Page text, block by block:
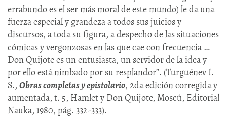
errabundo es el ser más moral de este mundo) le da una
fuerza especial y grandeza a todos sus juicios y
discursos, a toda su figura, a despecho de las situaciones
cómicas y vergonzosas en las que cae con frecuencia …
Don Quijote es un entusiasta, un servidor de la idea y
por ello está nimbado por su resplandor”. (Turguénev I.
S., Obras completas y epistolario, 2da edición corregida y
aumentada, t. 5, Hamlet y Don Quijote, Moscú, Editorial
Nauka, 1980, pág. 332-333).